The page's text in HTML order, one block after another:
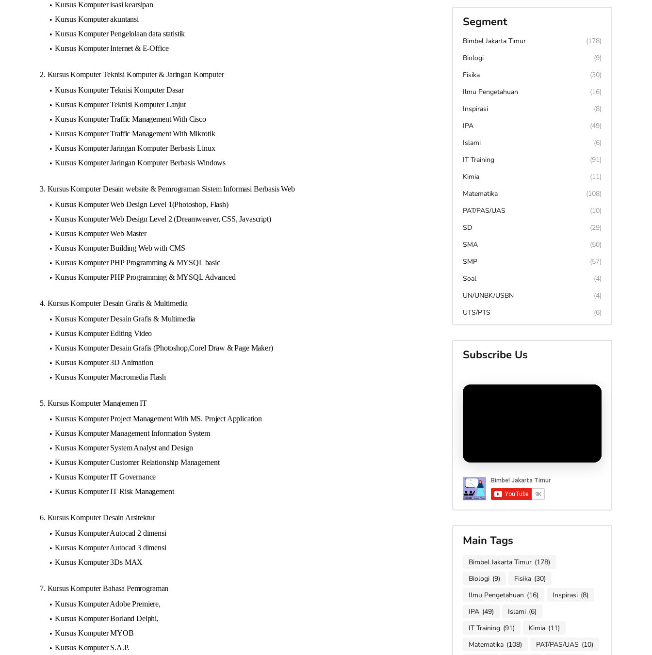
Kursus Komputer isasi kearsipan
Kursus Komputer akuntansi
Kursus Komputer Pengelolaan data statistik
Kursus Komputer Internet & E-Office
2. Kursus Komputer Teknisi Komputer & Jaringan Komputer
Kursus Komputer Teknisi Komputer Dasar
Kursus Komputer Teknisi Komputer Lanjut
Kursus Komputer Traffic Management With Cisco
Kursus Komputer Traffic Management With Mikrotik
Kursus Komputer Jaringan Komputer Berbasis Linux
Kursus Komputer Jaringan Komputer Berbasis Windows
3. Kursus Komputer Desain website & Pemrograman Sistem Informasi Berbasis Web
Kursus Komputer Web Design Level 1(Photoshop, Flash)
Kursus Komputer Web Design Level 2 (Dreamweaver, CSS, Javascript)
Kursus Komputer Web Master
Kursus Komputer Building Web with CMS
Kursus Komputer PHP Programming & MYSQL basic
Kursus Komputer PHP Programming & MYSQL Advanced
4. Kursus Komputer Desain Grafis & Multimedia
Kursus Komputer Desain Grafis & Multimedia
Kursus Komputer Editing Video
Kursus Komputer Desain Grafis (Photoshop,Corel Draw & Page Maker)
Kursus Komputer 3D Animation
Kursus Komputer Macromedia Flash
5. Kursus Komputer Manajemen IT
Kursus Komputer Project Management With MS. Project Application
Kursus Komputer Management Information System
Kursus Komputer System Analyst and Design
Kursus Komputer Customer Relationship Management
Kursus Komputer IT Governance
Kursus Komputer IT Risk Management
6. Kursus Komputer Desain Arsitektur
Kursus Komputer Autocad 2 dimensi
Kursus Komputer Autocad 3 dimensi
Kursus Komputer 3Ds MAX
7. Kursus Komputer Bahasa Pemrograman
Kursus Komputer Adobe Premiere,
Kursus Komputer Borland Delphi,
Kursus Komputer MYOB
Kursus Komputer S.A.P.
Segment
Bimbel Jakarta Timur
(178)
Biologi
(9)
Fisika
(30)
Ilmu Pengetahuan
(16)
Inspirasi
(8)
IPA
(49)
Islami
(6)
IT Training
(91)
Kimia
(11)
Matematika
(108)
PAT/PAS/UAS
(10)
SD
(29)
SMA
(50)
SMP
(57)
Soal
(4)
UN/UNBK/USBN
(4)
UTS/PTS
(6)
Subscribe Us
Main Tags
Bimbel Jakarta Timur (178)
Biologi (9) Fisika (30)
Ilmu Pengetahuan (16) Inspirasi (8)
IPA (49) Islami (6)
IT Training (91) Kimia (11)
Matematika (108) PAT/PAS/UAS (10)